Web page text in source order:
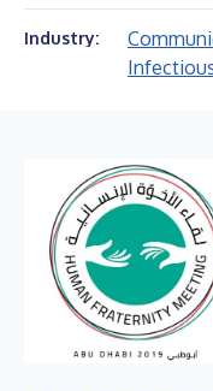
Industry: